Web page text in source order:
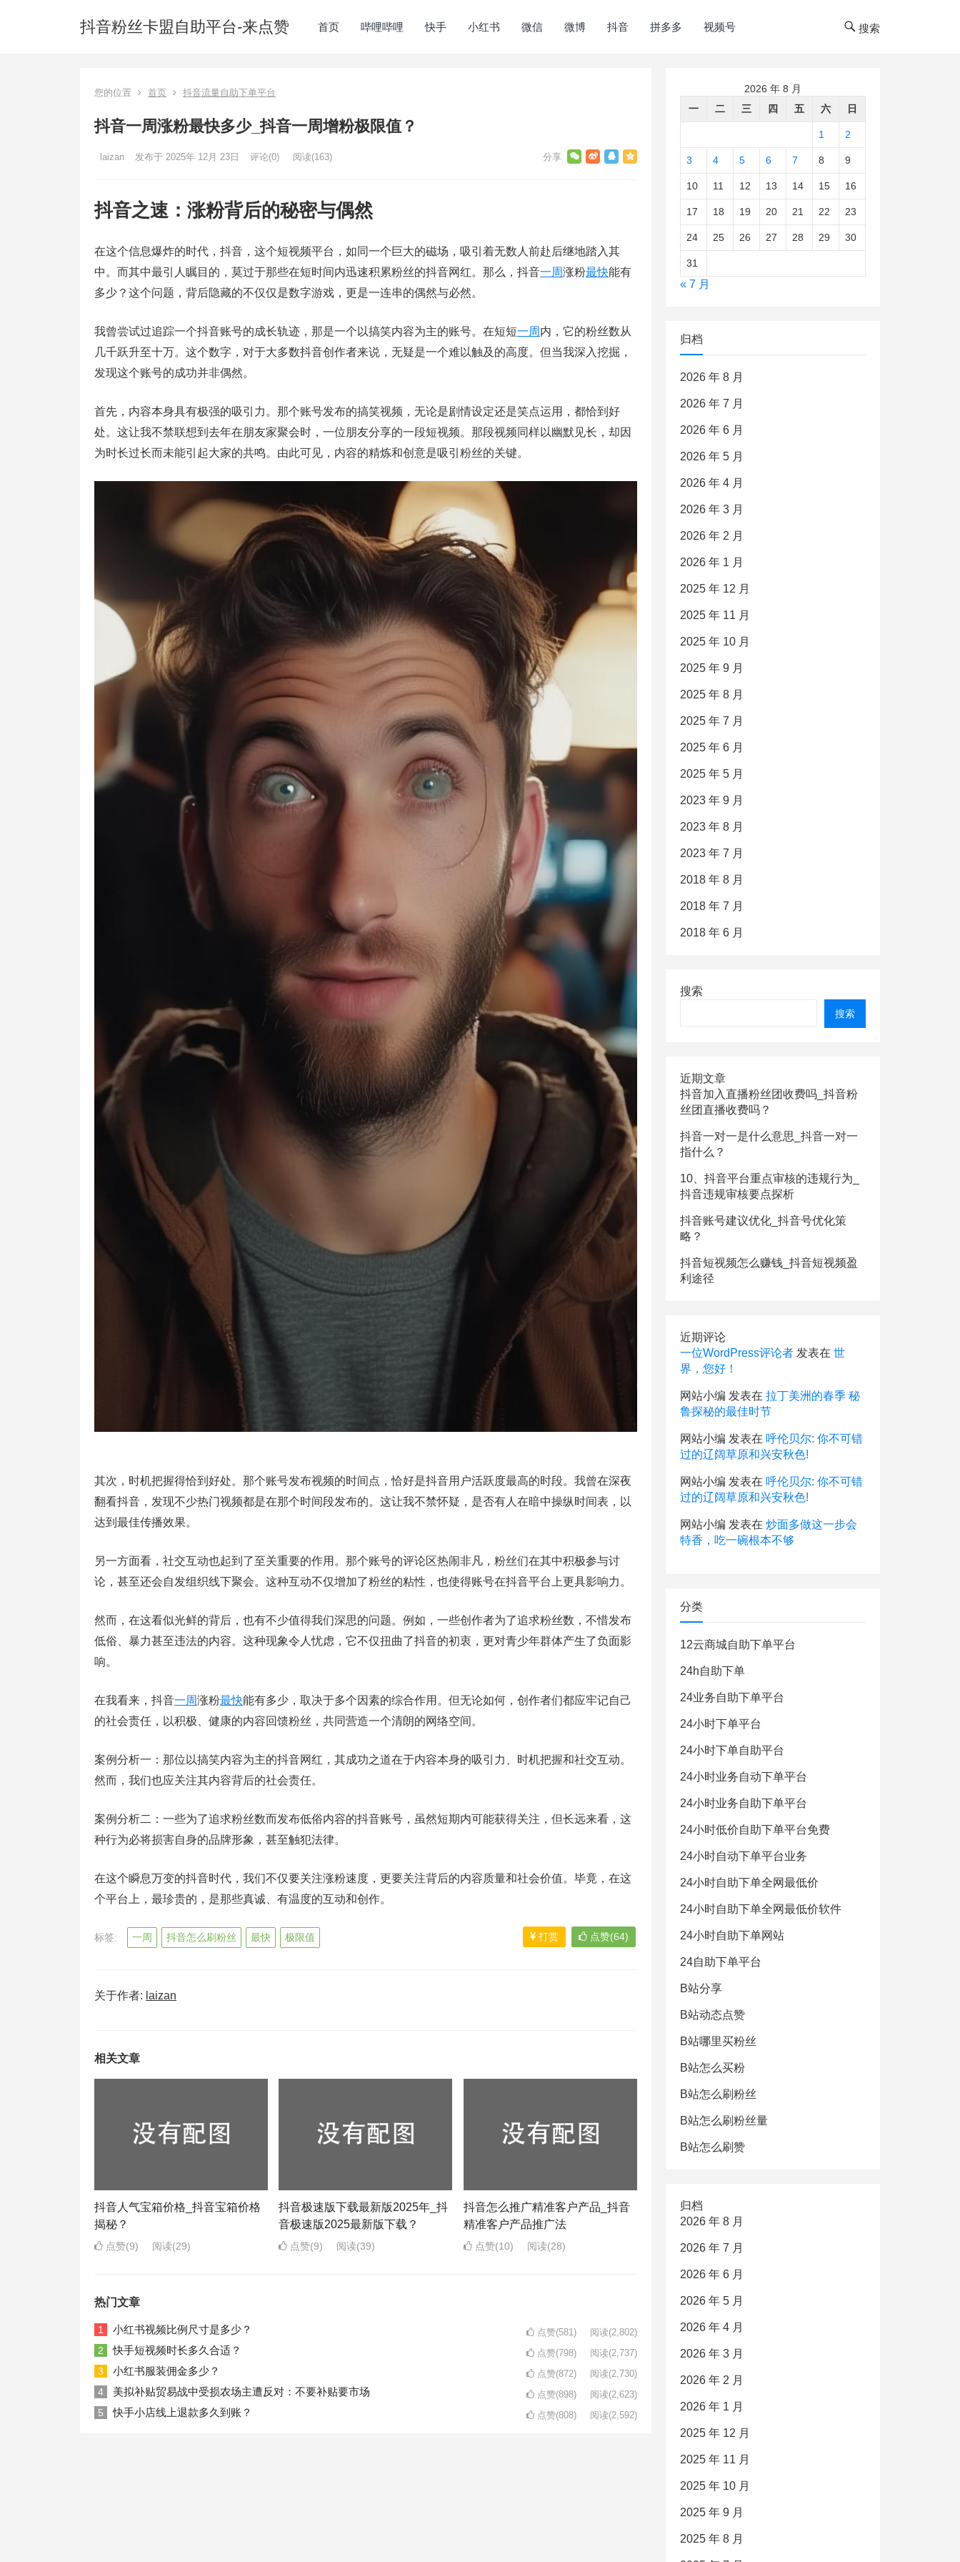
抖音粉丝卡盟自助平台-来点赞 首页 哔哩哔哩 快手 小红书 微信 微博 抖音 拼多多 视频号 搜索
您的位置 首页 抖音流量自助下单平台
抖音一周涨粉最快多少_抖音一周增粉极限值？
laizan 发布于 2025年 12月 23日 评论(0) 阅读(163)
抖音之速：涨粉背后的秘密与偶然
在这个信息爆炸的时代，抖音，这个短视频平台，如同一个巨大的磁场，吸引着无数人前赴后继地踏入其
中。而其中最引人瞩目的，莫过于那些在短时间内迅速积累粉丝的抖音网红。那么，抖音一周涨粉最快能有
多少？这个问题，背后隐藏的不仅仅是数字游戏，更是一连串的偶然与必然。
我曾尝试过追踪一个抖音账号的成长轨迹，那是一个以搞笑内容为主的账号。在短短一周内，它的粉丝数从
几千跃升至十万。这个数字，对于大多数抖音创作者来说，无疑是一个难以触及的高度。但当我深入挖掘，
发现这个账号的成功并非偶然。
首先，内容本身具有极强的吸引力。那个账号发布的搞笑视频，无论是剧情设定还是笑点运用，都恰到好
处。这让我不禁联想到去年在朋友家聚会时，一位朋友分享的一段短视频。那段视频同样以幽默见长，却因
为时长过长而未能引起大家的共鸣。由此可见，内容的精炼和创意是吸引粉丝的关键。
其次，时机把握得恰到好处。那个账号发布视频的时间点，恰好是抖音用户活跃度最高的时段。我曾在深夜
翻看抖音，发现不少热门视频都是在那个时间段发布的。这让我不禁怀疑，是否有人在暗中操纵时间表，以
达到最佳传播效果。
另一方面看，社交互动也起到了至关重要的作用。那个账号的评论区热闹非凡，粉丝们在其中积极参与讨
论，甚至还会自发组织线下聚会。这种互动不仅增加了粉丝的粘性，也使得账号在抖音平台上更具影响力。
然而，在这看似光鲜的背后，也有不少值得我们深思的问题。例如，一些创作者为了追求粉丝数，不惜发布
低俗、暴力甚至违法的内容。这种现象令人忧虑，它不仅扭曲了抖音的初衷，更对青少年群体产生了负面影
响。
在我看来，抖音一周涨粉最快能有多少，取决于多个因素的综合作用。但无论如何，创作者们都应牢记自己
的社会责任，以积极、健康的内容回馈粉丝，共同营造一个清朗的网络空间。
案例分析一：那位以搞笑内容为主的抖音网红，其成功之道在于内容本身的吸引力、时机把握和社交互动。
然而，我们也应关注其内容背后的社会责任。
案例分析二：一些为了追求粉丝数而发布低俗内容的抖音账号，虽然短期内可能获得关注，但长远来看，这
种行为必将损害自身的品牌形象，甚至触犯法律。
在这个瞬息万变的抖音时代，我们不仅要关注涨粉速度，更要关注背后的内容质量和社会价值。毕竟，在这
个平台上，最珍贵的，是那些真诚、有温度的互动和创作。
标签: 一周 抖音怎么刷粉丝 最快 极限值 打赏 点赞(64)
关于作者: laizan
相关文章
抖音人气宝箱价格_抖音宝箱价格
揭秘？
点赞(9) 阅读(29)
抖音极速版下载最新版2025年_抖
音极速版2025最新版下载？
点赞(9) 阅读(39)
抖音怎么推广精准客户产品_抖音
精准客户产品推广法
点赞(10) 阅读(28)
热门文章
1 小红书视频比例尺寸是多少？ 点赞(581) 阅读(2,802)
2 快手短视频时长多久合适？ 点赞(798) 阅读(2,737)
3 小红书服装佣金多少？ 点赞(872) 阅读(2,730)
4 美拟补贴贸易战中受损农场主遭反对：不要补贴要市场 点赞(898) 阅读(2,623)
5 快手小店线上退款多久到账？ 点赞(808) 阅读(2,592)
2026 年 8 月
一
二 三 四 五 六 日
1 2
3 4 5 6 7 8 9
10 11 12 13 14 15 16
17 18 19 20 21 22 23
24 25 26 27 28 29 30
31
« 7 月
归档
2026 年 8 月
2026 年 7 月
2026 年 6 月
2026 年 5 月
2026 年 4 月
2026 年 3 月
2026 年 2 月
2026 年 1 月
2025 年 12 月
2025 年 11 月
2025 年 10 月
2025 年 9 月
2025 年 8 月
2025 年 7 月
2025 年 6 月
2025 年 5 月
2023 年 9 月
2023 年 8 月
2023 年 7 月
2018 年 8 月
2018 年 7 月
2018 年 6 月
搜索
搜索
近期文章
抖音加入直播粉丝团收费吗_抖音粉
丝团直播收费吗？
抖音一对一是什么意思_抖音一对一
指什么？
10、抖音平台重点审核的违规行为_
抖音违规审核要点探析
抖音账号建议优化_抖音号优化策
略？
抖音短视频怎么赚钱_抖音短视频盈
利途径
近期评论
一位WordPress评论者 发表在 世
界，您好！
网站小编 发表在 拉丁美洲的春季 秘
鲁探秘的最佳时节
网站小编 发表在 呼伦贝尔: 你不可错
过的辽阔草原和兴安秋色!
网站小编 发表在 呼伦贝尔: 你不可错
过的辽阔草原和兴安秋色!
网站小编 发表在 炒面多做这一步会
特香，吃一碗根本不够
分类
12云商城自助下单平台
24h自助下单
24业务自助下单平台
24小时下单平台
24小时下单自助平台
24小时业务自动下单平台
24小时业务自助下单平台
24小时低价自助下单平台免费
24小时自动下单平台业务
24小时自助下单全网最低价
24小时自助下单全网最低价软件
24小时自助下单网站
24自助下单平台
B站分享
B站动态点赞
B站哪里买粉丝
B站怎么买粉
B站怎么刷粉丝
B站怎么刷粉丝量
B站怎么刷赞
归档
2026 年 8 月
2026 年 7 月
2026 年 6 月
2026 年 5 月
2026 年 4 月
2026 年 3 月
2026 年 2 月
2026 年 1 月
2025 年 12 月
2025 年 11 月
2025 年 10 月
2025 年 9 月
2025 年 8 月